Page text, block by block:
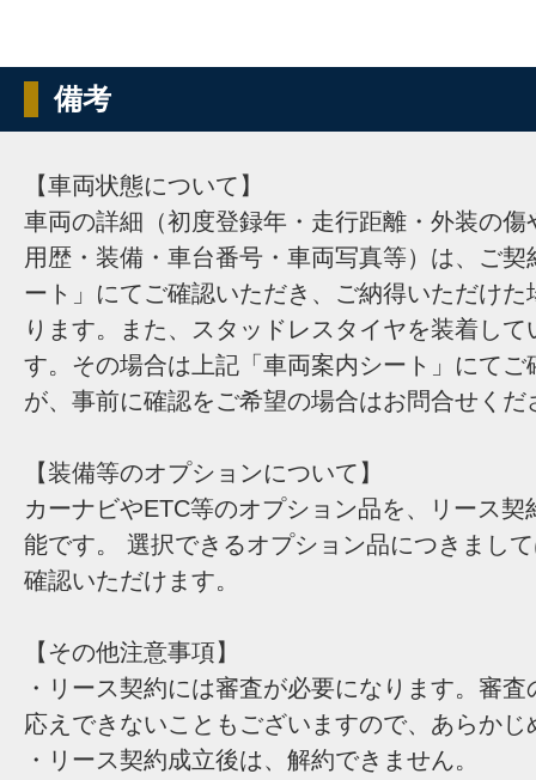
備考
【車両状態について】
車両の詳細（初度登録年・走行距離・外装の傷
用歴・装備・車台番号・車両写真等）は、ご
ート」にてご確認いただき、ご納得いただけ
ります。また、スタッドレスタイヤを装着し
す。その場合は上記「車両案内シート」にてご
が、事前に確認をご希望の場合はお問合せくだ
【装備等のオプションについて】
カーナビやETC等のオプション品を、リース契
能です。 選択できるオプション品につきまし
確認いただけます。
【その他注意事項】
・リース契約には審査が必要になります。審
応えできないこともございますので、あらか
・リース契約成立後は、解約できません。